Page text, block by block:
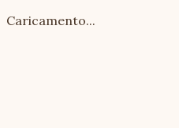
Caricamento...